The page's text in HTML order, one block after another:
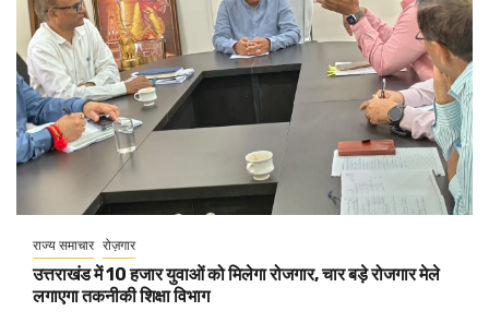
राज्य समाचार रोज़गार
उत्तराखंड में 10 हजार युवाओं को मिलेगा रोजगार, चार बड़े रोजगार मेले
लगाएगा तकनीकी शिक्षा विभाग